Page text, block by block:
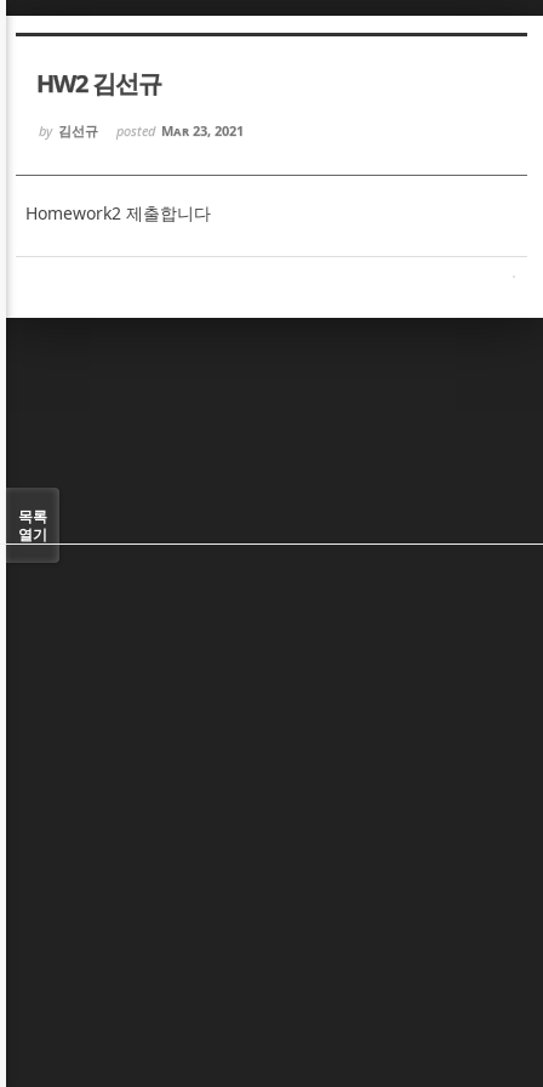
HW2 김선규
by 김선규 posted Mar 23, 2021
Homework2 제출합니다
목록
열기
Sketchbook5, 스케치북5
Sketchbook5, 스케치북5
Sketchbook5, 스케치북5
Sketchbook5, 스케치북5